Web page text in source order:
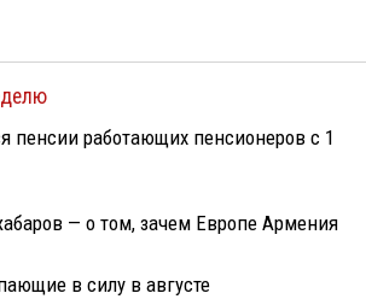
пенсии работающих пенсионеров с 1
— о том, зачем Европе Армения
в силу в августе